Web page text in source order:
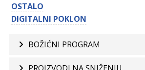
OSTALO
DIGITALNI POKLON
BOŽIĆNI PROGRAM